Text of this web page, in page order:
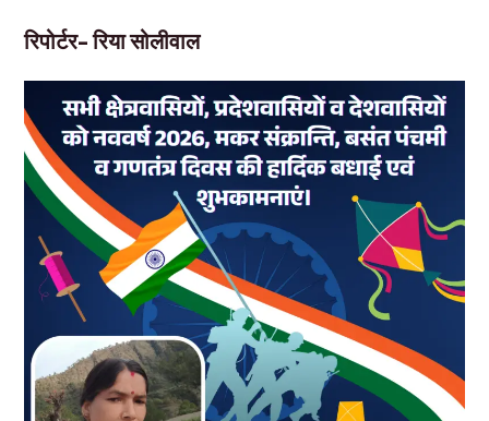
रिपोर्टर- रिया सोलीवाल